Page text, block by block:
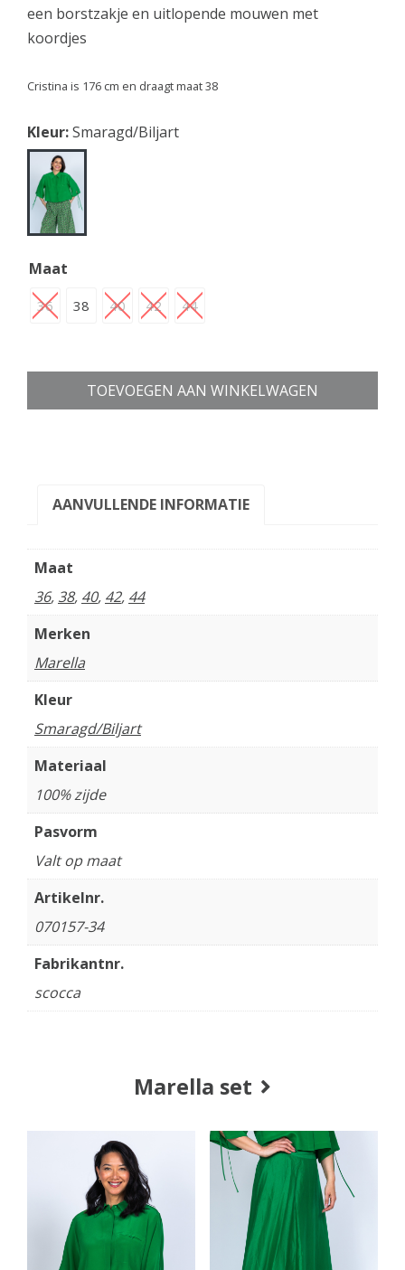
een borstzakje en uitlopende mouwen met
koordjes
Cristina is 176 cm en draagt maat 38
Kleur:Smaragd/Biljart
Maat
36 38 40 42 44
TOEVOEGEN AAN WINKELWAGEN
AANVULLENDE INFORMATIE
Maat
36, 38, 40, 42, 44
Merken
Marella
Kleur
Smaragd/Biljart
Materiaal
100% zijde
Pasvorm
Valt op maat
Artikelnr.
070157-34
Fabrikantnr.
scocca
Marella set